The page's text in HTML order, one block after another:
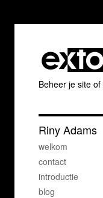
Beheer je site of
Riny Adams
welkom
contact
introductie
blog